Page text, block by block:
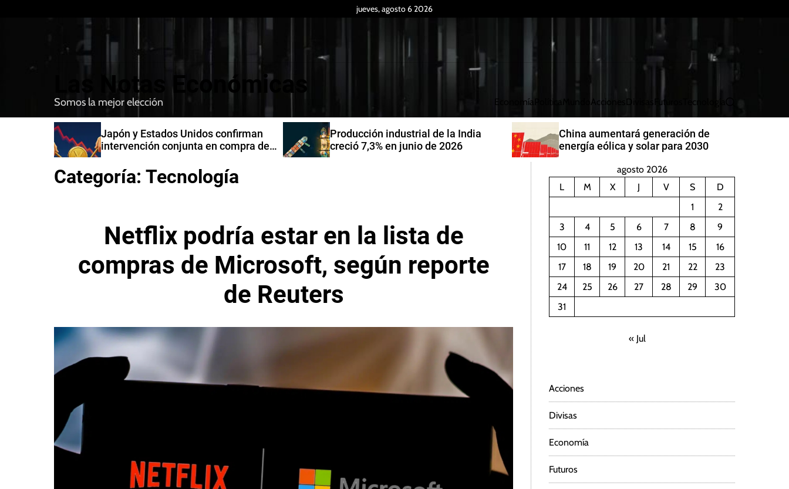
jueves, agosto 6 2026
Las Notas Económicas
Somos la mejor elección Economía Política Acciones Divisas Futuros Tecnología
u
Japón y Estados Unidos confirman
intervención conjunta en compra de
Producción industrial de la India
creció 7,3% en junio de 2026
China aumentará generación de
energía eólica y solar para 2030
Categoría: Tecnología
Netflix podría estar en la lista de
compras de Microsoft, según reporte
de Reuters
agosto 2026
L
M X J V S
D
1
2
3
4 5 6 7 8
9
10
11 12 13 14 15
16
17
18 19 20 21 22
23
24
25 26 27 28 29
30
31
« Jul
Acciones
Divisas
Economía
Futuros